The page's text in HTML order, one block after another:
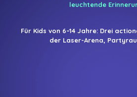
leuchtende
Für Kids von 6–14 Jahre: Drei
der Laser-Arena,